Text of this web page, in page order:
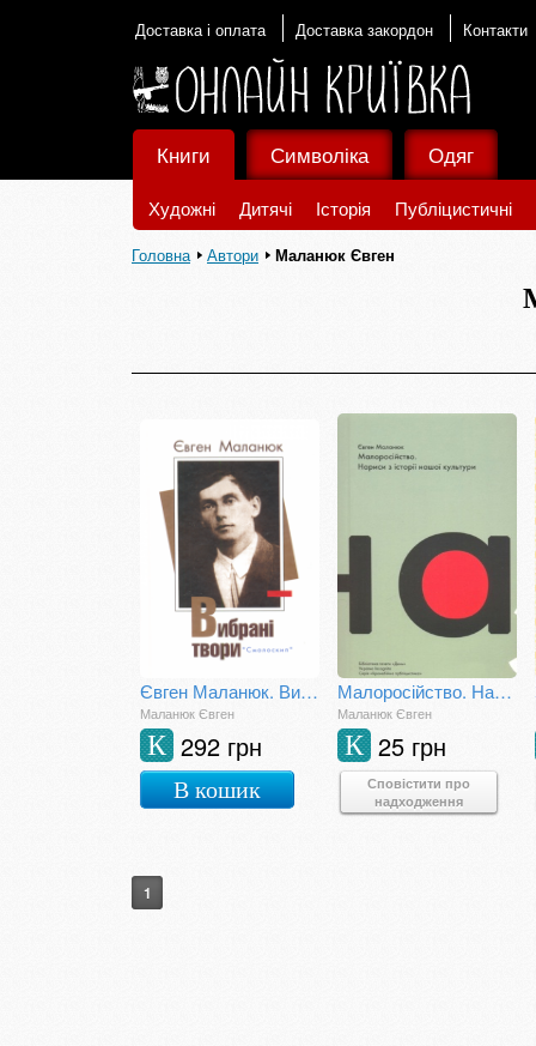
Доставка і оплата Доставка закордон Контакти
Книги
Художні Дитячі Історія Публіцистичні
Символіка Одяг
Головна Автори Маланюк Євген
Євген Маланюк. Вибрані твори
Маланюк Євген
292 грн
К
В кошик
Малоросійство. Нариси з історії нашої культури
Маланюк Євген
25 грн
К
Сповістити про
надходження
1